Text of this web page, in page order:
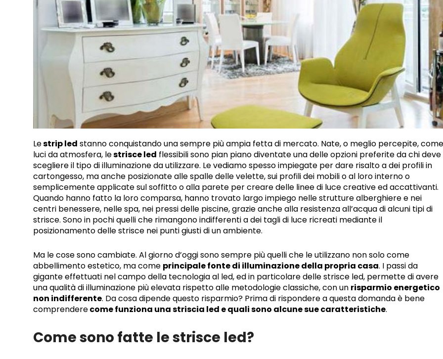
Lestrip led stanno conquistando una sempre più ampia fetta di mercato. Nate, o meglio percepite, come
luci da atmosfera, lestrisce led flessibili sono pian piano diventate una delle opzioni preferite da chi deve
scegliere il tipo di illuminazione da utilizzare. Le vediamo spesso impiegate per dare risalto a dei profili in
cartongesso, ma anche posizionate alle spalle delle velette, sui profili dei mobili o al loro interno o
semplicemente applicate sul soffitto o alla parete per creare delle linee di luce creative ed accattivanti.
Quando hanno fatto la loro comparsa, hanno trovato largo impiego nelle strutture alberghiere e nei
centri benessere, nelle spa, nei pressi delle piscine, grazie anche alla resistenza all’acqua di alcuni tipi di
strisce. Sono in pochi quelli che rimangono indifferenti a dei tagli di luce ricreati mediante il
posizionamento delle strisce nei punti giusti di un ambiente.
Ma le cose sono cambiate. Al giorno d’oggi sono sempre più quelli che le utilizzano non solo come
abbellimento estetico, ma come principale fonte di illuminazione della propria casa. I passi da
gigante effettuati nel campo della tecnologia al led, ed in particolare delle strisce led, permette di avere
una qualità di illuminazione più elevata rispetto alle metodologie classiche, con un risparmio energetico
non indifferente. Da cosa dipende questo risparmio? Prima di rispondere a questa domanda è bene
comprenderecome funziona una striscia led e quali sono alcune sue caratteristiche.
Come sono fatte le strisce led?